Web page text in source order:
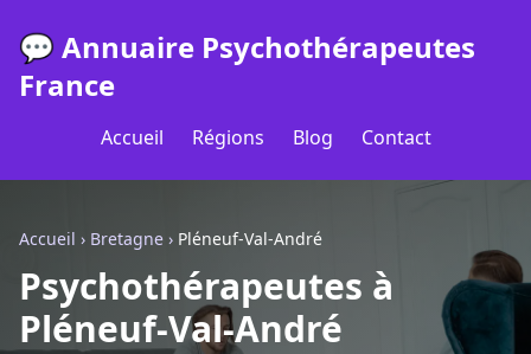
💬 Annuaire Psychothérapeutes
France
Accueil Régions Blog Contact
Accueil › Bretagne › Pléneuf-Val-André
Psychothérapeutes à
Pléneuf-Val-André